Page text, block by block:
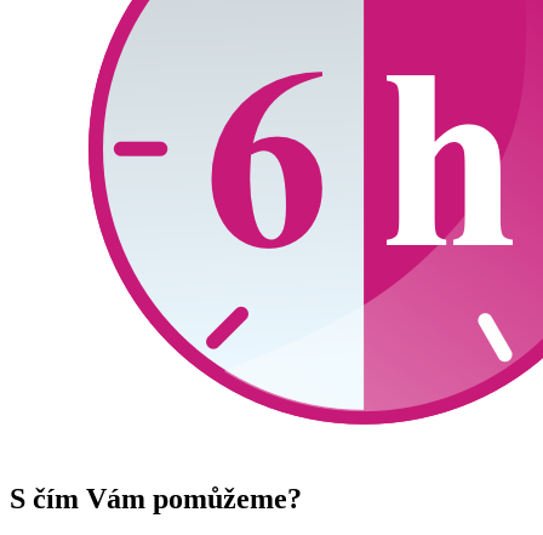
S čím Vám pomůžeme?